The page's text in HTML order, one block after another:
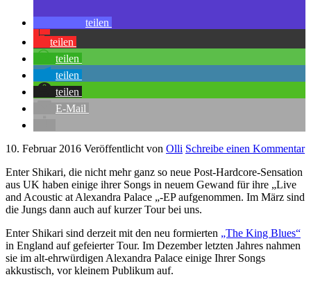
teilen
teilen
teilen
teilen
teilen
E-Mail
10. Februar 2016 Veröffentlicht von Olli Schreibe einen Kommentar
Enter Shikari, die nicht mehr ganz so neue Post-Hardcore-Sensation
aus UK haben einige ihrer Songs in neuem Gewand für ihre „Live
and Acoustic at Alexandra Palace „-EP aufgenommen. Im März sind
die Jungs dann auch auf kurzer Tour bei uns.
Enter Shikari sind derzeit mit den neu formierten „The King Blues“
in England auf gefeierter Tour. Im Dezember letzten Jahres nahmen
sie im alt-ehrwürdigen Alexandra Palace einige Ihrer Songs
akkustisch, vor kleinem Publikum auf.